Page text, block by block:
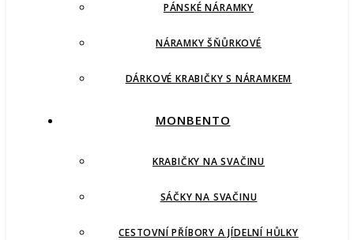
PÁNSKÉ NÁRAMKY
NÁRAMKY ŠŇŮRKOVÉ
DÁRKOVÉ KRABIČKY S NÁRAMKEM
MONBENTO
KRABIČKY NA SVAČINU
SÁČKY NA SVAČINU
CESTOVNÍ PŘÍBORY A JÍDELNÍ HŮLKY